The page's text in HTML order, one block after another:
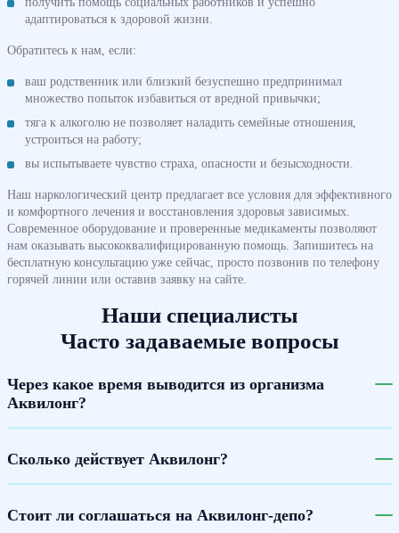
адаптироваться к здоровой жизни.
Обратитесь к нам, если:
ваш родственник или близкий безуспешно предпринимал
множество попыток избавиться от вредной привычки;
тяга к алкоголю не позволяет наладить семейные отношения,
устроиться на работу;
вы испытываете чувство страха, опасности и безысходности.
Наш наркологический центр предлагает все условия для эффективного
и комфортного лечения и восстановления здоровья зависимых.
Современное оборудование и проверенные медикаменты позволяют
нам оказывать высококвалифицированную помощь. Запишитесь на
бесплатную консультацию уже сейчас, просто позвонив по телефону
горячей линии или оставив заявку на сайте.
Наши специалисты
Часто задаваемые вопросы
Через какое время выводится из организма
Аквилонг?
Сколько действует Аквилонг?
Стоит ли соглашаться на Аквилонг-депо?